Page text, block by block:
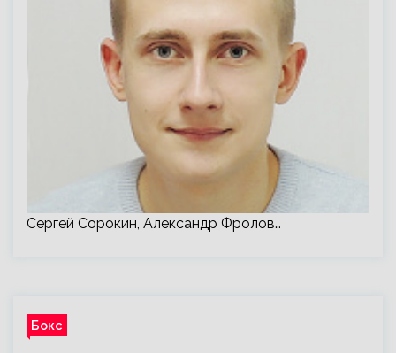
Сергей Сорокин, Александр Фролов…
Бокс